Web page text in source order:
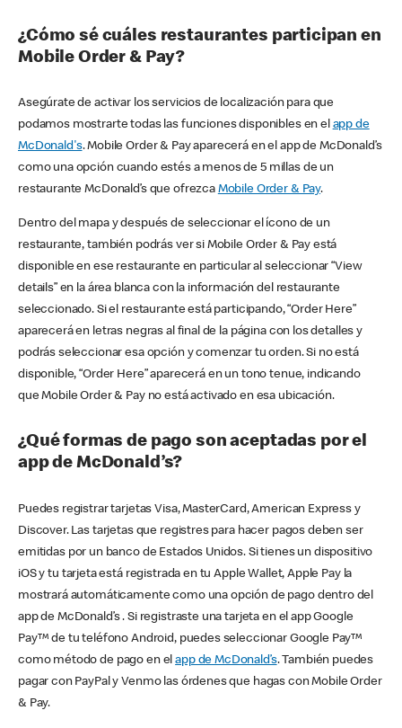
¿Cómo sé cuáles restaurantes participan en
Mobile Order & Pay?
Asegúrate de activar los servicios de localización para que
podamos mostrarte todas las funciones disponibles en el app de
McDonald's. Mobile Order & Pay aparecerá en el app de McDonald’s
como una opción cuando estés a menos de 5 millas de un
restaurante McDonald’s que ofrezca Mobile Order & Pay.
Dentro del mapa y después de seleccionar el ícono de un
restaurante, también podrás ver si Mobile Order & Pay está
disponible en ese restaurante en particular al seleccionar “View
details” en la área blanca con la información del restaurante
seleccionado. Si el restaurante está participando, “Order Here”
aparecerá en letras negras al final de la página con los detalles y
podrás seleccionar esa opción y comenzar tu orden. Si no está
disponible, “Order Here” aparecerá en un tono tenue, indicando
que Mobile Order & Pay no está activado en esa ubicación.
¿Qué formas de pago son aceptadas por el
app de McDonald’s?
Puedes registrar tarjetas Visa, MasterCard, American Express y
Discover. Las tarjetas que registres para hacer pagos deben ser
emitidas por un banco de Estados Unidos. Si tienes un dispositivo
iOS y tu tarjeta está registrada en tu Apple Wallet, Apple Pay la
mostrará automáticamente como una opción de pago dentro del
app de McDonald’s . Si registraste una tarjeta en el app Google
Pay™ de tu teléfono Android, puedes seleccionar Google Pay™
como método de pago en elapp de McDonald’s. También puedes
pagar con PayPal y Venmo las órdenes que hagas con Mobile Order
& Pay.